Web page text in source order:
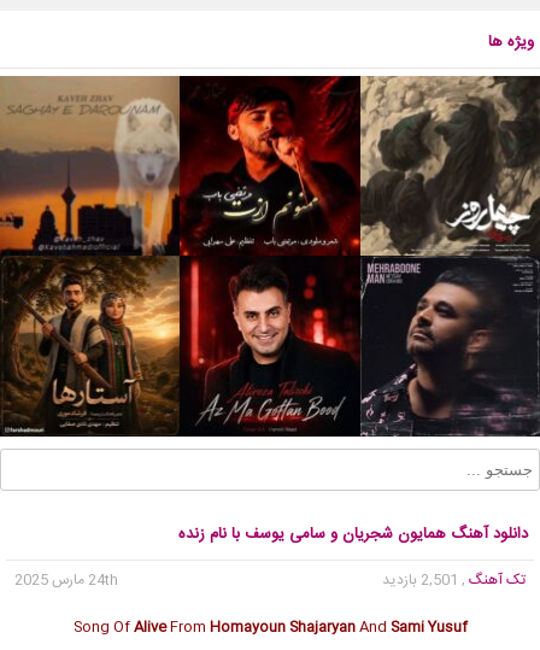
ویژه ها
دانلود آهنگ همایون شجریان و سامی یوسف با نام زنده
تک آهنگ , 2,501 بازدید
24th مارس 2025
Song OfAliveFrom Homayoun ShajaryanAnd Sami Yusuf